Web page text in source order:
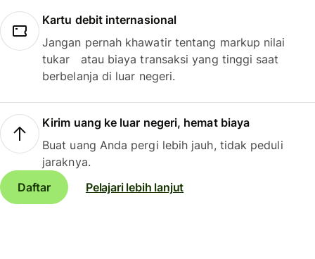
Kartu debit internasional
Jangan pernah khawatir tentang markup nilai
tukar atau biaya transaksi yang tinggi saat
berbelanja di luar negeri.
Kirim uang ke luar negeri, hemat biaya
Buat uang Anda pergi lebih jauh, tidak peduli
jaraknya.
Daftar
Pelajari lebih lanjut